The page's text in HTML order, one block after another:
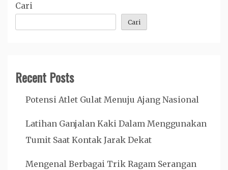
Cari
Cari
Recent Posts
Potensi Atlet Gulat Menuju Ajang Nasional
Latihan Ganjalan Kaki Dalam Menggunakan
Tumit Saat Kontak Jarak Dekat
Mengenal Berbagai Trik Ragam Serangan